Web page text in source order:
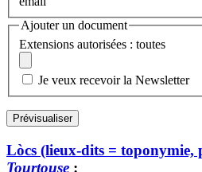
Ajouter un document
Extensions autorisées : toutes
Je veux recevoir la Newsletter
Lòcs (lieux-dits = toponymie,
Tourtouse :